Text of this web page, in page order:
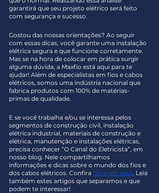
garantirá que seu projeto elétrico será feito
com segurança e sucesso.
Gostou das nossas orientações? Ao seguir
com essas dicas, você garante uma instalação
elétrica segura e que funcione corretamente.
Mas se na hora de colocar em prática surgir
alguma dúvida, a Maxfio está aqui para te
ajudar! Além de especialistas em fios e cabos
elétricos, somos uma indústria nacional que
fabrica produtos com 100% de matérias-
primas de qualidade.
E se você trabalha e/ou se interessa pelos
segmentos de construção civil, instalação
elétrica industrial, materiais de construção e
elétrica, manutenção e instalações elétricas,
precisa conhecer “O Canal do Eletricista”, em
nosso blog. Nele compartilhamos
informações e dicas sobre o mundo dos fios e
dos cabos elétricos. Confira clicando aqui. Leia
também estes artigos que separamos e que
podem te interessar!